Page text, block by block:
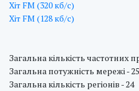
Хіт FM (320 кб/с)
Хіт FM (128 кб/с)
Загальна кількість частотних
Загальна потужність мережі -
Загальна кількість регіонів - 24